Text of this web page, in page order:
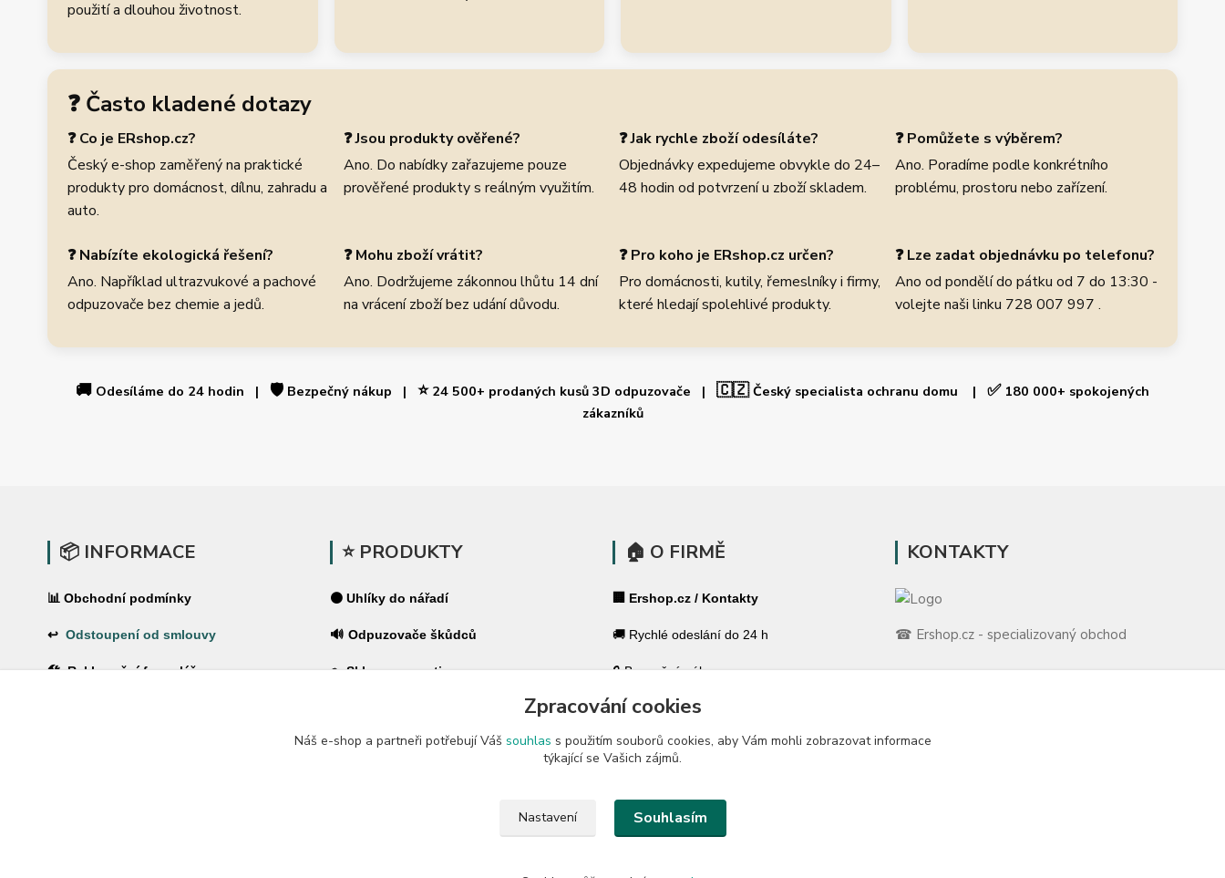
použití a dlouhou životnost.
❓ Často kladené dotazy
❓ Co je ERshop.cz?
Český e-shop zaměřený na praktické
produkty pro domácnost, dílnu, zahradu a
auto.
❓ Jsou produkty ověřené?
Ano. Do nabídky zařazujeme pouze
prověřené produkty s reálným využitím.
❓ Jak rychle zboží odesíláte?
Objednávky expedujeme obvykle do 24–
48 hodin od potvrzení u zboží skladem.
❓ Pomůžete s výběrem?
Ano. Poradíme podle konkrétního
problému, prostoru nebo zařízení.
❓ Nabízíte ekologická řešení?
Ano. Například ultrazvukové a pachové
odpuzovače bez chemie a jedů.
❓ Mohu zboží vrátit?
Ano. Dodržujeme zákonnou lhůtu 14 dní
na vrácení zboží bez udání důvodu.
❓ Pro koho je ERshop.cz určen?
Pro domácnosti, kutily, řemeslníky i firmy,
které hledají spolehlivé produkty.
❓ Lze zadat objednávku po telefonu?
Ano od pondělí do pátku od 7 do 13:30 -
volejte naši linku 728 007 997 .
🚚 Odesíláme do 24 hodin | 🛡️ Bezpečný nákup | ⭐24 500+ prodaných kusů 3D odpuzovače | 🇨🇿Český specialista ochranu domu | ✅180 000+ spokojených
zákazníků
📦 INFORMACE
📊 Obchodní podmínky
↩ Odstoupení od smlouvy
🛠 Reklamační formulář
⭐ PRODUKTY
⚫ Uhlíky do nářadí
🔊 Odpuzovače škůdců
🪤 Sklopce a pasti
⚡ Elektrické ohradníky
🏠 O FIRMĚ
🏢 Ershop.cz / Kontakty
🚚 Rychlé odeslání do 24 h
🔒 Bezpečný nákup
⭐ 180 000+ spokojených zákazníků
🇨🇿 Český specialista pro váš dům
KONTAKTY
☎ Ershop.cz - specializovaný obchod
Zpracování cookies
Náš e-shop a partneři potřebují Váš souhlas s použitím souborů cookies, aby Vám mohli zobrazovat informace
týkající se Vašich zájmů.
Nastavení Souhlasím